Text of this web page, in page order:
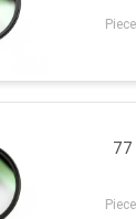
المتدرج SGND الدائري 77